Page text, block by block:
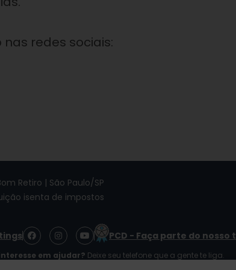
redes sociais:
Retiro | São Paulo/SP
isenta de impostos
F
a
e
I
n
s
t
Y
o
u
t
PCD - Faça parte do nosso
em ajudar? Deixe seu telefone que a gente te liga.